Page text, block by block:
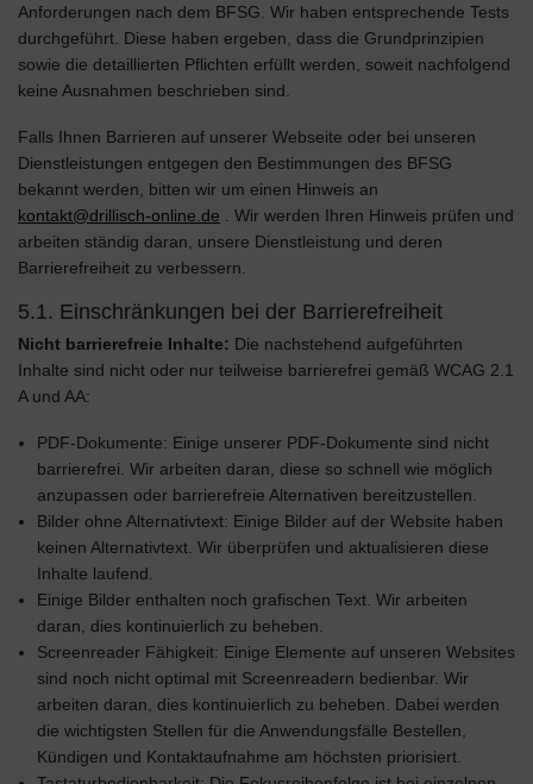
Anforderungen nach dem BFSG. Wir haben entsprechende Tests
durchgeführt. Diese haben ergeben, dass die Grundprinzipien
sowie die detaillierten Pflichten erfüllt werden, soweit nachfolgend
keine Ausnahmen beschrieben sind.
Falls Ihnen Barrieren auf unserer Webseite oder bei unseren
Dienstleistungen entgegen den Bestimmungen des BFSG
bekannt werden, bitten wir um einen Hinweis an
kontakt@drillisch-online.de . Wir werden Ihren Hinweis prüfen und
arbeiten ständig daran, unsere Dienstleistung und deren
Barrierefreiheit zu verbessern.
5.1. Einschränkungen bei der Barrierefreiheit
Nicht barrierefreie Inhalte: Die nachstehend aufgeführten
Inhalte sind nicht oder nur teilweise barrierefrei gemäß WCAG 2.1
A und AA:
PDF-Dokumente: Einige unserer PDF-Dokumente sind nicht
barrierefrei. Wir arbeiten daran, diese so schnell wie möglich
anzupassen oder barrierefreie Alternativen bereitzustellen.
Bilder ohne Alternativtext: Einige Bilder auf der Website haben
keinen Alternativtext. Wir überprüfen und aktualisieren diese
Inhalte laufend.
Einige Bilder enthalten noch grafischen Text. Wir arbeiten
daran, dies kontinuierlich zu beheben.
Screenreader Fähigkeit: Einige Elemente auf unseren Websites
sind noch nicht optimal mit Screenreadern bedienbar. Wir
arbeiten daran, dies kontinuierlich zu beheben. Dabei werden
die wichtigsten Stellen für die Anwendungsfälle Bestellen,
Kündigen und Kontaktaufnahme am höchsten priorisiert.